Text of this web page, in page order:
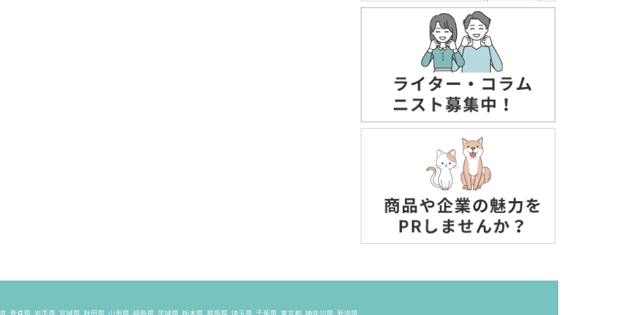
青森県 岩手県 宮城県 秋田県 山形県 福島県 茨城県 栃木県 群馬県 埼玉県 千葉県 東京都 神奈川県 新潟県